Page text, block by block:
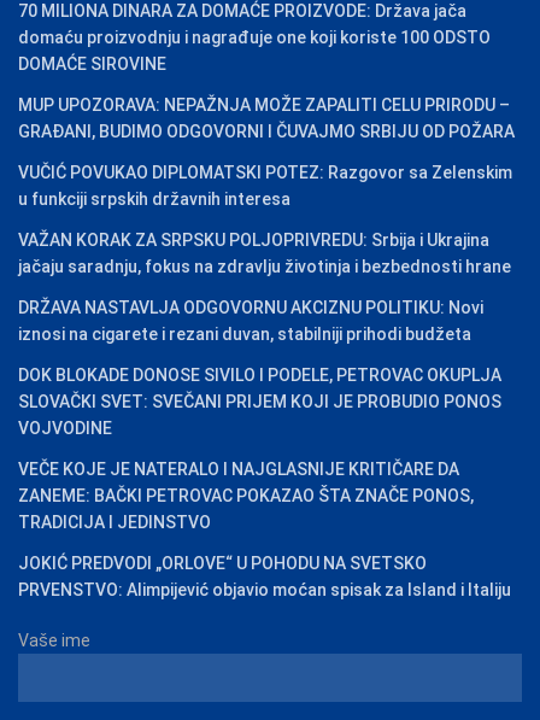
70 MILIONA DINARA ZA DOMAĆE PROIZVODE: Država jača
domaću proizvodnju i nagrađuje one koji koriste 100 ODSTO
DOMAĆE SIROVINE
MUP UPOZORAVA: NEPAŽNJA MOŽE ZAPALITI CELU PRIRODU –
GRAĐANI, BUDIMO ODGOVORNI I ČUVAJMO SRBIJU OD POŽARA
VUČIĆ POVUKAO DIPLOMATSKI POTEZ: Razgovor sa Zelenskim
u funkciji srpskih državnih interesa
VAŽAN KORAK ZA SRPSKU POLJOPRIVREDU: Srbija i Ukrajina
jačaju saradnju, fokus na zdravlju životinja i bezbednosti hrane
DRŽAVA NASTAVLJA ODGOVORNU AKCIZNU POLITIKU: Novi
iznosi na cigarete i rezani duvan, stabilniji prihodi budžeta
DOK BLOKADE DONOSE SIVILO I PODELE, PETROVAC OKUPLJA
SLOVAČKI SVET: SVEČANI PRIJEM KOJI JE PROBUDIO PONOS
VOJVODINE
VEČE KOJE JE NATERALO I NAJGLASNIJE KRITIČARE DA
ZANEME: BAČKI PETROVAC POKAZAO ŠTA ZNAČE PONOS,
TRADICIJA I JEDINSTVO
JOKIĆ PREDVODI „ORLOVE“ U POHODU NA SVETSKO
PRVENSTVO: Alimpijević objavio moćan spisak za Island i Italiju
Vaše ime